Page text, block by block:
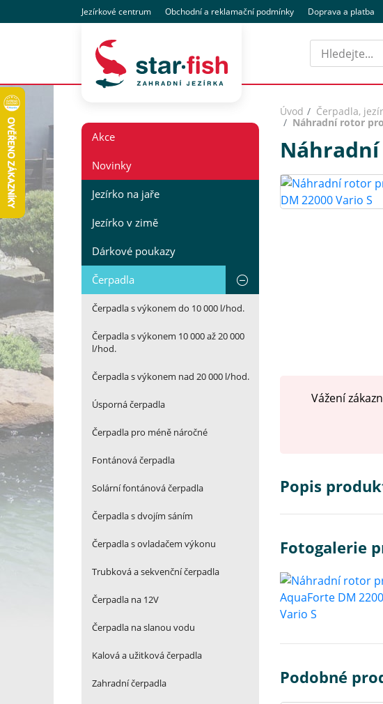
Jezírkové centrum Obchodnía reklamační podmínky Doprava a platba
Hledat
Akce
Novinky
Jezírko na jaře
Jezírko v zimě
Dárkové poukazy
Čerpadla
Čerpadla s výkonem do 10 000 l/hod.
Čerpadla s výkonem 10 000 až 20 000
l/hod.
Čerpadla s výkonem nad 20 000 l/hod.
Úsporná čerpadla
Čerpadla pro méně náročné
Fontánová čerpadla
Solární fontánová čerpadla
Čerpadla s dvojím sáním
Čerpadla s ovladačem výkonu
Trubková a sekvenční čerpadla
Čerpadla na 12V
Čerpadla na slanou vodu
Kalová a užitková čerpadla
Zahradní čerpadla
Úvod Čerpadla,
Náhradní rotor
Náhradní
Vážení
Popis
Fotogalerie
Podobné